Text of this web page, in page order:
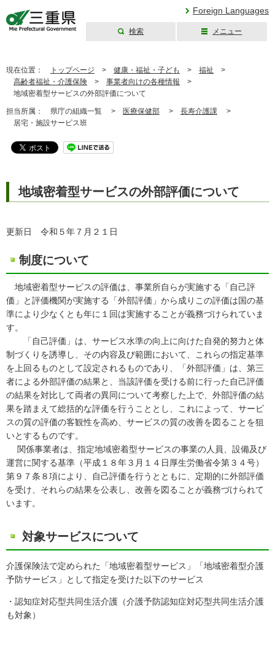
Foreign Languages
検索 メニュー
現在位置： トップページ > 健康・福祉・子ども > 福祉 >
高齢者福祉・介護保険 > 事業者向けの各種情報 >
地域密着型サービスの外部評価について
担当所属： 県庁の組織一覧 > 医療保健部 > 長寿介護課 >
居宅・施設サービス班
地域密着型サービスの外部評価について
更新日 令和５年７月２１日
制度について
地域密着型サービスの評価は、事業所自らが実施する「自己評
価」と評価機関が実施する「外部評価」から成りこの評価は国の基
準により少なくとも年に１回は実施することが義務づけられていま
す。
「自己評価」は、サービス水準の向上に向けた自発的努力と体
制づくりを誘導し、その内容及び範囲において、これらの指定基準
を上回るものとして設定されるものであり、「外部評価」は、第三
者による外部評価の結果と、当該評価を受ける前に行った自己評価
の結果を対比して両者の異同について考察した上で、外部評価の結
果を踏まえて総括的な評価を行うこととし、これによって、サービ
スの質の評価の客観性を高め、サービスの質の改善を図ることを狙
いとするものです。
関係事業者は、指定地域密着型サービスの事業の人員、設備及び
運営に関する基準（平成１８年３月１４日厚生労働省令第３４号）
第９７条８項により、自己評価を行うとともに、定期的に外部評価
を受け、それらの結果を公表し、改善を図ることが義務づけられて
います。
対象サービスについて
介護保険法で定められた「地域密着型サービス」「地域密着型介護
予防サービス」として指定を受けた以下のサービス
・認知症対応型共同生活介護（介護予防認知症対応型共同生活介護
も対象）